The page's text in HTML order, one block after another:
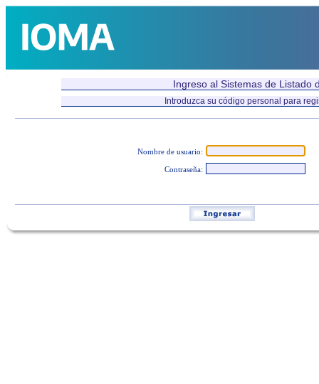
Ingreso al Sistemas de Listado
Introduzca su código personal para
Nombre de usuario:
Contraseña: